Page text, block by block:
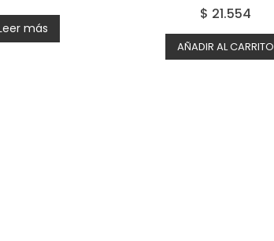
más
Valorad
o con
de 5
$ 21.554
AÑADIR AL CARRITO